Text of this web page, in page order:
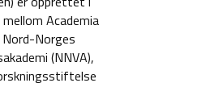
Academia
Norges
(NNVA),